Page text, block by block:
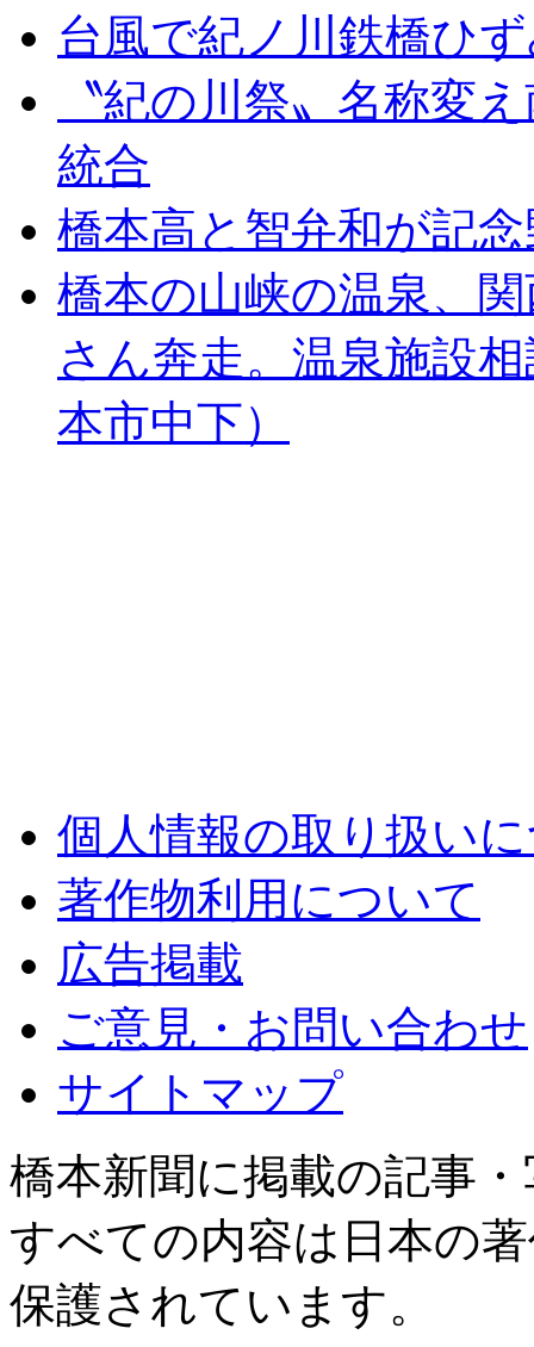
台風で紀ノ川鉄橋ひ
〝紀の川祭〟名称変
統合
橋本高と智弁和が記
橋本の山峡の温泉、
さん奔走。温泉施設
本市中下）
個人情報の取り扱い
著作物利用について
広告掲載
ご意見・お問い合わせ
サイトマップ
橋本新聞に掲載の記事
すべての内容は日本の
保護されています。